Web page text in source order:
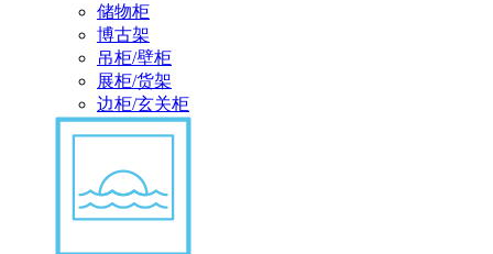
储物柜
博古架
吊柜/壁柜
展柜/货架
边柜/玄关柜